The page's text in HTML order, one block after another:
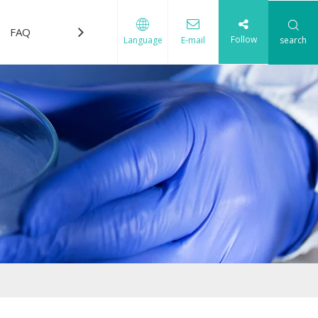
FAQ Télécharger Nous contacter
Language E-mail Follow search